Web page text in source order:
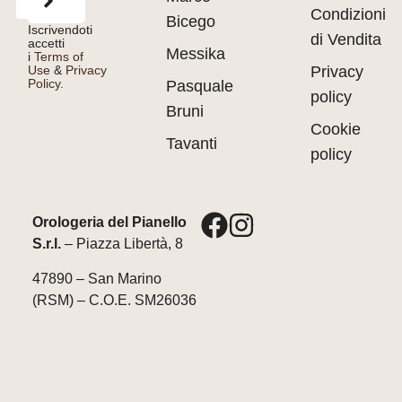
Iscrivendoti
accetti
iTerms of
Use & Privacy
Policy.
Bicego
Messika
Pasquale
Bruni
Tavanti
Condizioni
di Vendita
Privacy
policy
Cookie
policy
Orologeria del Pianello
S.r.l.– Piazza Libertà, 8
47890 – San Marino
(RSM) – C.O.E. SM26036